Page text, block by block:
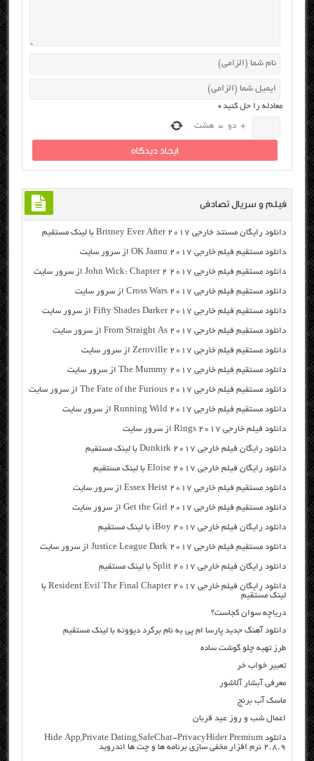
معادله را حل کنید*
+ دو = هشت
فیلم و سریال تصادفی
دانلود رایگان مسنتد خارجی Britney Ever After 2017 با لینک مستقیم
دانلود مستقیم فیلم خارجی OK Jaanu 2017 از سرور سایت
دانلود مستقیم فیلم خارجی John Wick: Chapter 2 2017 از سرور سایت
دانلود مستقیم فیلم خارجی Cross Wars 2017 از سرور سایت
دانلود مستقیم فیلم خارجی Fifty Shades Darker 2017 از سرور سایت
دانلود مستقیم فیلم خارجی From Straight As 2017 از سرور سایت
دانلود مستقیم فیلم خارجی Zeroville 2017 از سرور سایت
دانلود مستقیم فیلم خارجی The Mummy 2017 از سرور سایت
دانلود مستقیم فیلم خارجی The Fate of the Furious 2017 از سرور سایت
دانلود مستقیم فیلم خارجی Running Wild 2017 از سرور سایت
دانلود فیلم خارجی Rings 2017 از سرور سایت
دانلود رایگان فیلم خارجی Dunkirk 2017 با لینک مستقیم
دانلود رایگان فیلم خارجی Eloise 2017 با لینک مستقیم
دانلود مستقیم فیلم خارجی Essex Heist 2017 از سرور سایت
دانلود مستقیم فیلم خارجی Get the Girl 2017 از سرور سایت
دانلود رایگان فیلم خارجی iBoy 2017 با لینک مستقیم
دانلود مستقیم فیلم خارجی Justice League Dark 2017 از سرور سایت
دانلود رایگان فیلم خارجی Split 2017 با لینک مستقیم
دانلود رایگان فیلم خارجی Resident Evil The Final Chapter 2017 با
لینک مستقیم
دریاچه سوان کجاست؟
دانلود آهنگ جدید پارسا ام پی به نام برگرد دیوونه با لینک مستقیم
طرز تهیه چلو گوشت ساده
تعبیر خواب خر
معرفی آبشار آلاشور
ماسک آب برنج
اعمال شب و روز عید قربان
دانلود Hide App,Private Dating,SafeChat-PrivacyHider Premium
2.8.9 نرم افزار مخفی سازی برنامه ها و چت ها اندروید